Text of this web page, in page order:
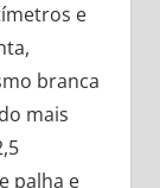
e
branca
mais
palha e